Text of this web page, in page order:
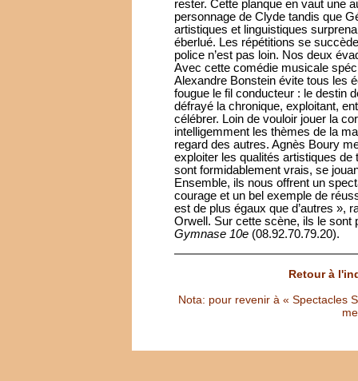
rester. Cette planque en vaut une
personnage de Clyde tandis que
artistiques et linguistiques
éberlué. Les répétitions se
police n’est pas loin. Nos deux
Avec cette comédie musicale
Alexandre Bonstein évite tous les
fougue le fil conducteur : le destin
défrayé la chronique, exploitant,
célébrer. Loin de vouloir jouer la
intelligemment les thèmes de la
regard des autres. Agnès Boury
exploiter les qualités artistiques
sont formidablement vrais, se
Ensemble, ils nous offrent un
courage et un bel exemple de
est de plus égaux que d’autres »,
Orwell. Sur cette scène, ils le sont
Gymnase 10e (08.92.70.79.20).
Retour à
Nota: pour revenir à « Spectacles